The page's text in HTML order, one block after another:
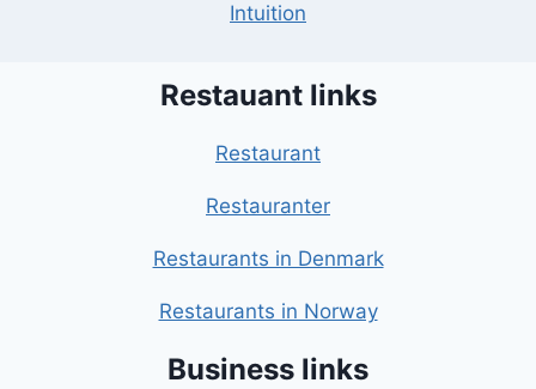
Intuition
Restauant links
Restaurant
Restauranter
Restaurants in Denmark
Restaurants in Norway
Business links